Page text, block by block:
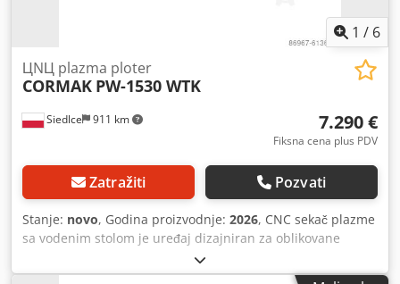
1 / 6
Siedlce 911 km
ЦNЦ plazma ploter
CORMAK PW-1530 WTK
7.290 €
Fiksna cena plus PDV
Zatražiti Pozvati
Stanje: novo, Godina proizvodnje: 2026, CNC sekač plazme
sa vodenim stolom je uređaj dizajniran za oblikovane
elemente sečenja iz lima (u bilo kom obliku). Ovu mašinu
karakteriše izuzetna jednostavnost i lakoća korišćenja. Naš